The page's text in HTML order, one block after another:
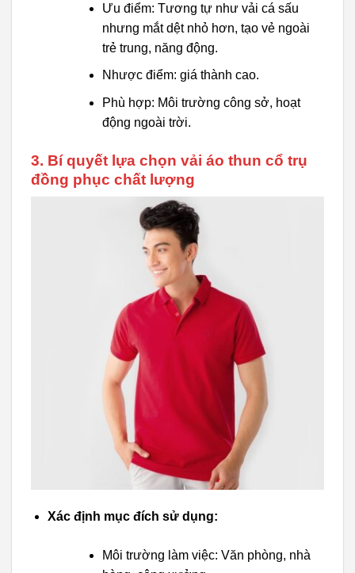
Ưu điểm: Tương tự như vải cá sấu
nhưng mắt dệt nhỏ hơn, tạo vẻ ngoài
trẻ trung, năng động.
Nhược điểm: giá thành cao.
Phù hợp: Môi trường công sở, hoạt
động ngoài trời.
3. Bí quyết lựa chọn vải áo thun cổ trụ
đồng phục chất lượng
Xác định mục đích sử dụng:
Môi trường làm việc: Văn phòng, nhà